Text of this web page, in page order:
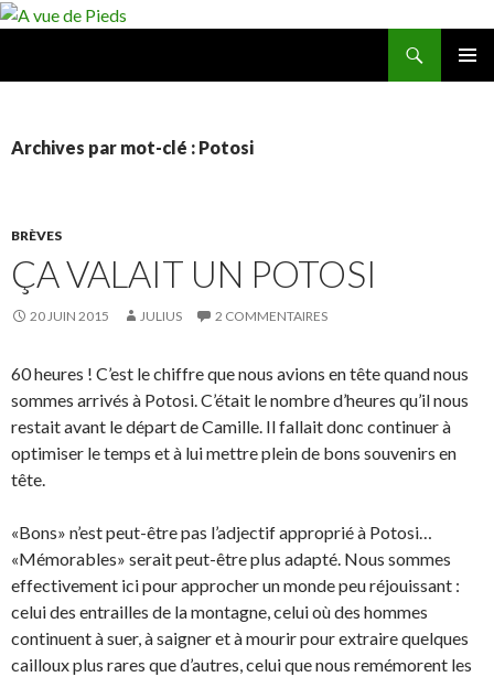
Archives par mot-clé : Potosi
BRÈVES
ÇA VALAIT UN POTOSI
20 JUIN 2015 JULIUS 2 COMMENTAIRES
60 heures ! C’est le chiffre que nous avions en tête quand nous
sommes arrivés à Potosi. C’était le nombre d’heures qu’il nous
restait avant le départ de Camille. Il fallait donc continuer à
optimiser le temps et à lui mettre plein de bons souvenirs en
tête.
«Bons» n’est peut-être pas l’adjectif approprié à Potosi…
«Mémorables» serait peut-être plus adapté. Nous sommes
effectivement ici pour approcher un monde peu réjouissant :
celui des entrailles de la montagne, celui où des hommes
continuent à suer, à saigner et à mourir pour extraire quelques
cailloux plus rares que d’autres, celui que nous remémorent les